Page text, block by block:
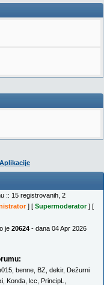
:: 15 registrovanih, 2
] [ Supermoderator] [
je 20624 - dana 04 Apr 2026
benne BZ dekir, Dežurni
Konda lcc PrincipL